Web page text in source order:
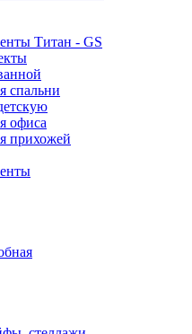
Титан - GS
спальни
офиса
прихожей